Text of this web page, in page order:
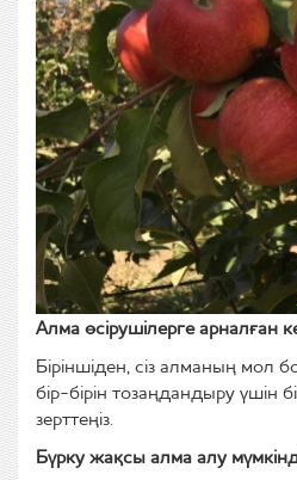
Алма өсірушілерге арналған
Біріншіден, сіз алманың мол
бір-бірін тозаңдандыру үшін
зерттеңіз.
Бүрку жақсы алма алу